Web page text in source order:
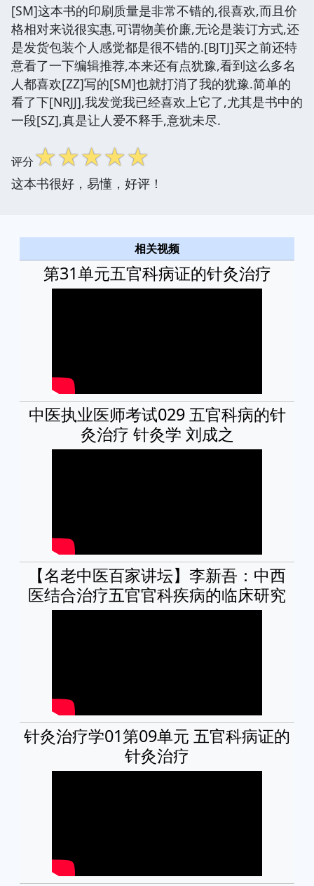
[SM]这本书的印刷质量是非常不错的,很喜欢,而且价
格相对来说很实惠,可谓物美价廉,无论是装订方式,还
是发货包装个人感觉都是很不错的.[BJTJ]买之前还特
意看了一下编辑推荐,本来还有点犹豫,看到这么多名
人都喜欢[ZZ]写的[SM]也就打消了我的犹豫.简单的
看了下[NRJJ],我发觉我已经喜欢上它了,尤其是书中的
一段[SZ],真是让人爱不释手,意犹未尽.
评分☆☆☆☆☆
这本书很好，易懂，好评！
相关视频
第31单元五官科病证的针灸治疗
中医执业医师考试029 五官科病的针
灸治疗 针灸学 刘成之
【名老中医百家讲坛】李新吾：中西
医结合治疗五官官科疾病的临床研究
针灸治疗学01第09单元 五官科病证的
针灸治疗